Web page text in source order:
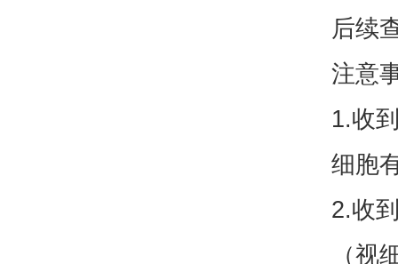
后续
注意
1.收
细胞
2.收
（视